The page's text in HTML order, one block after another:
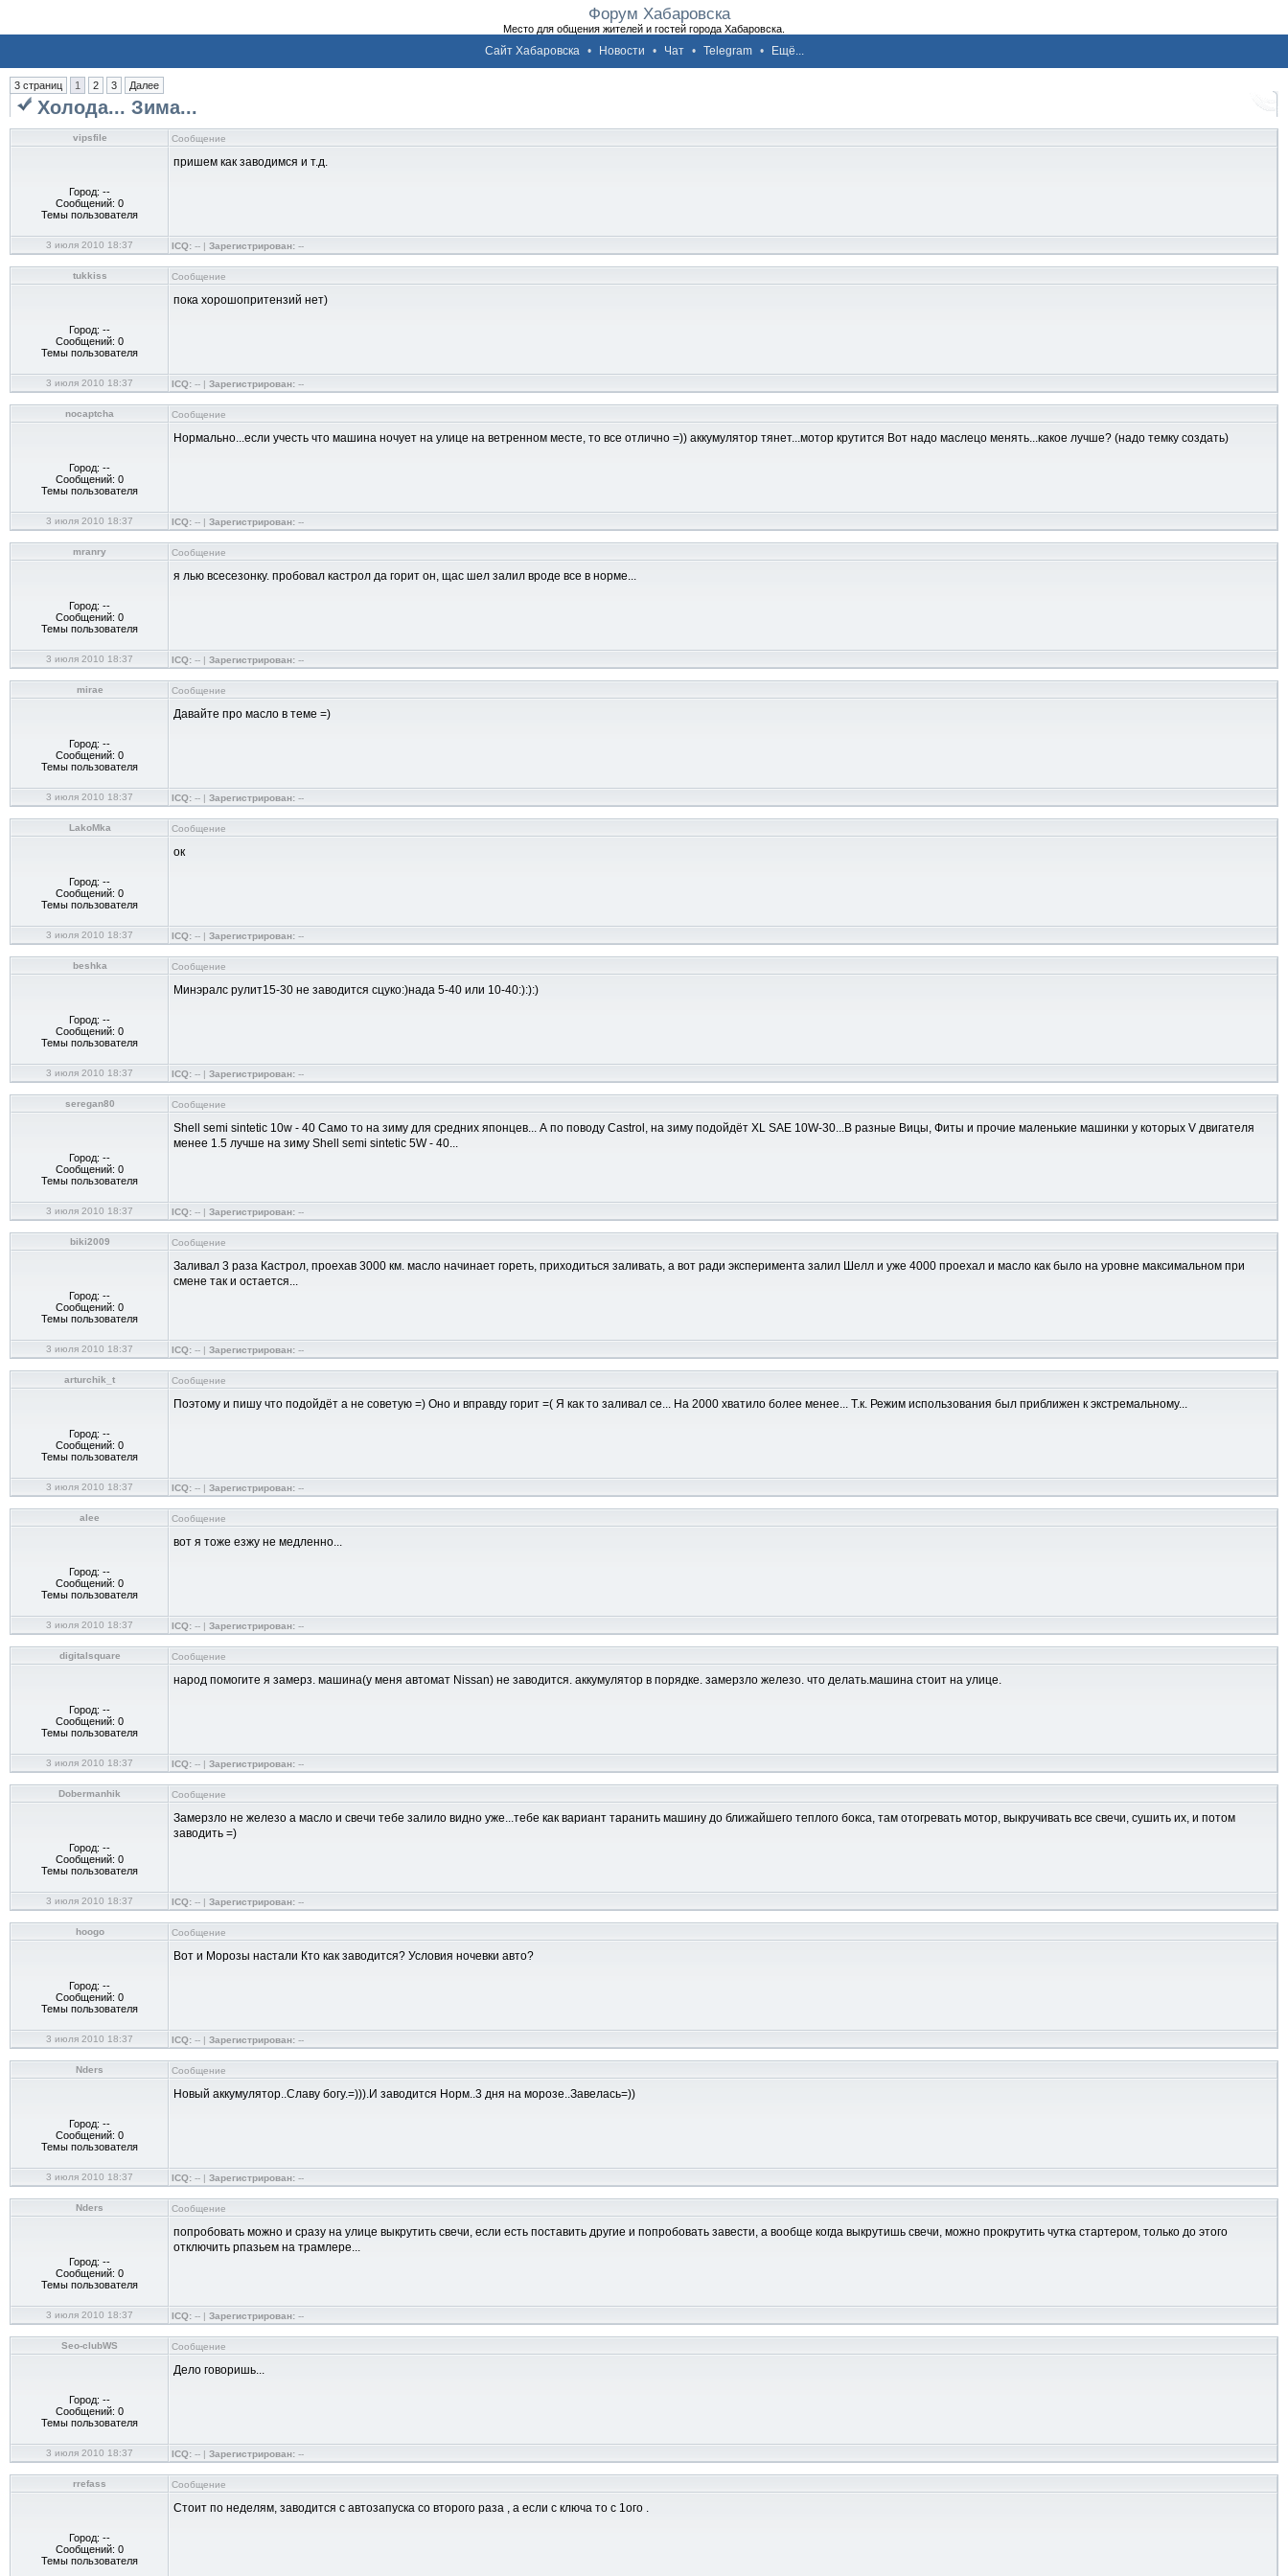
Форум Хабаровска
Место для общения жителей и гостей города Хабаровска.
Сайт Хабаровска • Новости • Чат • Telegram • Ещё...
3 страниц 1 2 3 Далее
Холода... Зима...
vipsfile Сообщение
Город: --
Сообщений: 0
Темы пользователя
пришем как заводимся и т.д.
3 июля 2010 18:37 ICQ: -- | Зарегистрирован: --
tukkiss Сообщение
Город: --
Сообщений: 0
Темы пользователя
пока хорошопритензий нет)
3 июля 2010 18:37 ICQ: -- | Зарегистрирован: --
nocaptcha Сообщение
Город: --
Сообщений: 0
Темы пользователя
Нормально...если учесть что машина ночует на улице на ветренном месте, то все отлично =)) аккумулятор тянет...мотор крутится Вот надо маслецо менять...какое лучше? (надо темку создать)
3 июля 2010 18:37 ICQ: -- | Зарегистрирован: --
mranry Сообщение
Город: --
Сообщений: 0
Темы пользователя
я лью всесезонку. пробовал кастрол да горит он, щас шел залил вроде все в норме...
3 июля 2010 18:37 ICQ: -- | Зарегистрирован: --
mirae Сообщение
Город: --
Сообщений: 0
Темы пользователя
Давайте про масло в теме =)
3 июля 2010 18:37 ICQ: -- | Зарегистрирован: --
LakoMka Сообщение
Город: --
Сообщений: 0
Темы пользователя
ок
3 июля 2010 18:37 ICQ: -- | Зарегистрирован: --
beshka Сообщение
Город: --
Сообщений: 0
Темы пользователя
Минэралс рулит15-30 не заводится сцуко:)нада 5-40 или 10-40:):):)
3 июля 2010 18:37 ICQ: -- | Зарегистрирован: --
seregan80 Сообщение
Город: --
Сообщений: 0
Темы пользователя
Shell semi sintetic 10w - 40 Само то на зиму для средних японцев... А по поводу Castrol, на зиму подойдёт XL SAE 10W-30...В разные Вицы, Фиты и прочие маленькие машинки у которых V двигателя
менее 1.5 лучше на зиму Shell semi sintetic 5W - 40...
3 июля 2010 18:37 ICQ: -- | Зарегистрирован: --
biki2009 Сообщение
Город: --
Сообщений: 0
Темы пользователя
Заливал 3 раза Кастрол, проехав 3000 км. масло начинает гореть, приходиться заливать, а вот ради эксперимента залил Шелл и уже 4000 проехал и масло как было на уровне максимальном при
смене так и остается...
3 июля 2010 18:37 ICQ: -- | Зарегистрирован: --
arturchik_t Сообщение
Город: --
Сообщений: 0
Темы пользователя
Поэтому и пишу что подойдёт а не советую =) Оно и вправду горит =( Я как то заливал се... На 2000 хватило более менее... Т.к. Режим использования был приближен к экстремальному...
3 июля 2010 18:37 ICQ: -- | Зарегистрирован: --
alee Сообщение
Город: --
Сообщений: 0
Темы пользователя
вот я тоже езжу не медленно...
3 июля 2010 18:37 ICQ: -- | Зарегистрирован: --
digitalsquare Сообщение
Город: --
Сообщений: 0
Темы пользователя
народ помогите я замерз. машина(у меня автомат Nissan) не заводится. аккумулятор в порядке. замерзло железо. что делать.машина стоит на улице.
3 июля 2010 18:37 ICQ: -- | Зарегистрирован: --
Dobermanhik Сообщение
Город: --
Сообщений: 0
Темы пользователя
Замерзло не железо а масло и свечи тебе залило видно уже...тебе как вариант таранить машину до ближайшего теплого бокса, там отогревать мотор, выкручивать все свечи, сушить их, и потом
заводить =)
3 июля 2010 18:37 ICQ: -- | Зарегистрирован: --
hoogo Сообщение
Город: --
Сообщений: 0
Темы пользователя
Вот и Морозы настали Кто как заводится? Условия ночевки авто?
3 июля 2010 18:37 ICQ: -- | Зарегистрирован: --
Nders Сообщение
Город: --
Сообщений: 0
Темы пользователя
Новый аккумулятор..Славу богу.=))).И заводится Норм..3 дня на морозе..Завелась=))
3 июля 2010 18:37 ICQ: -- | Зарегистрирован: --
Nders Сообщение
Город: --
Сообщений: 0
Темы пользователя
попробовать можно и сразу на улице выкрутить свечи, если есть поставить другие и попробовать завести, а вообще когда выкрутишь свечи, можно прокрутить чутка стартером, только до этого
отключить рпазьем на трамлере...
3 июля 2010 18:37 ICQ: -- | Зарегистрирован: --
Seo-clubWS Сообщение
Город: --
Сообщений: 0
Темы пользователя
Дело говоришь...
3 июля 2010 18:37 ICQ: -- | Зарегистрирован: --
rrefass Сообщение
Город: --
Сообщений: 0
Темы пользователя
Стоит по неделям, заводится с автозапуска со второго раза , а если с ключа то с 1ого .